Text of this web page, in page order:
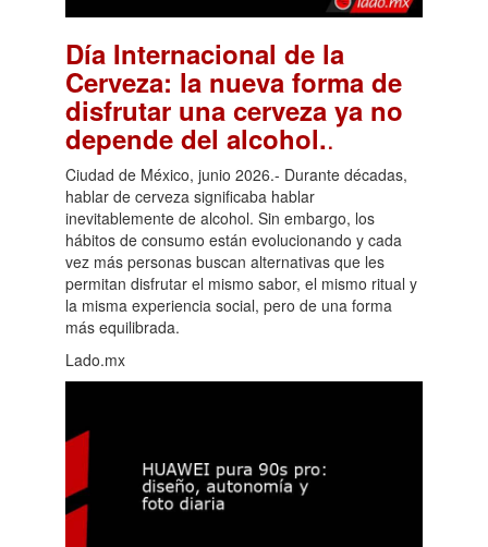
Día Internacional de la
Cerveza: la nueva forma de
disfrutar una cerveza ya no
depende del alcohol..
Ciudad de México, junio 2026.- Durante décadas,
hablar de cerveza significaba hablar
inevitablemente de alcohol. Sin embargo, los
hábitos de consumo están evolucionando y cada
vez más personas buscan alternativas que les
permitan disfrutar el mismo sabor, el mismo ritual y
la misma experiencia social, pero de una forma
más equilibrada.
Lado.mx